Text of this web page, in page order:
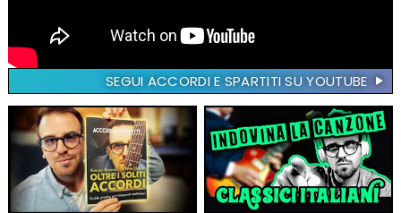
SEGUI ACCORDI E SPARTITI SU YOUTUBE